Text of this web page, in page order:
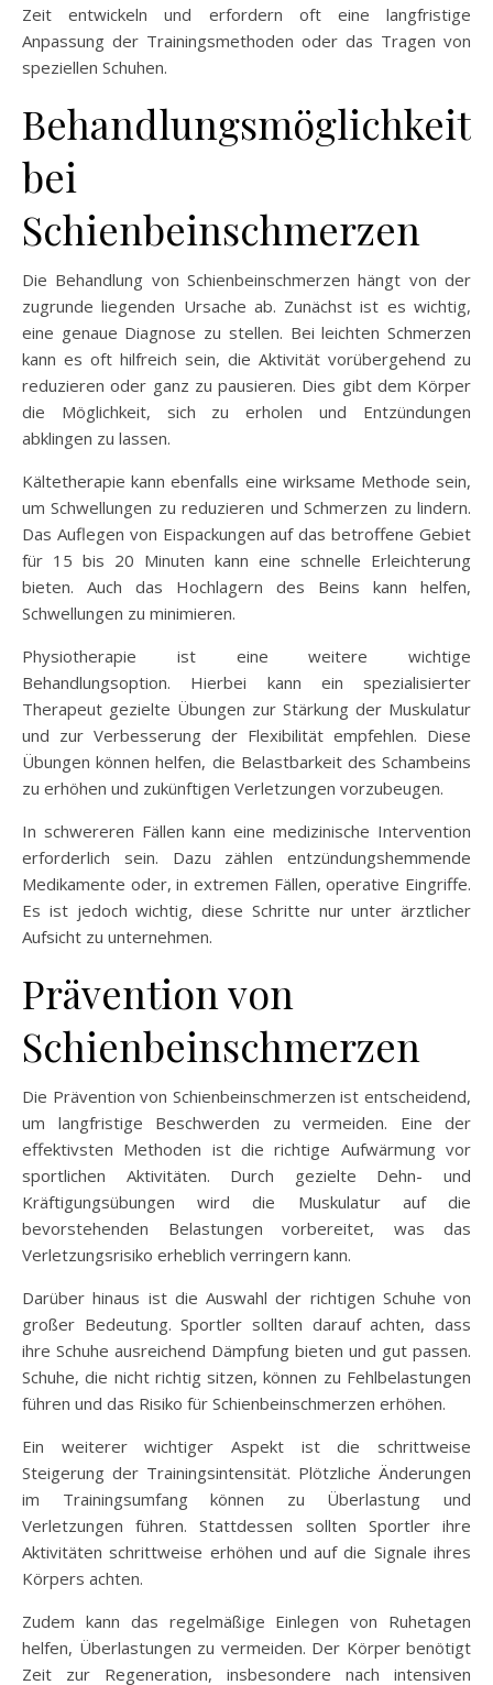
Zeit entwickeln und erfordern oft eine langfristige
Anpassung der Trainingsmethoden oder das Tragen von
speziellen Schuhen.
bei
Schienbeinschmerzen
Die Behandlung von Schienbeinschmerzen hängt von der
zugrunde liegenden Ursache ab. Zunächst ist es wichtig,
eine genaue Diagnose zu stellen. Bei leichten Schmerzen
kann es oft hilfreich sein, die Aktivität vorübergehend zu
reduzieren oder ganz zu pausieren. Dies gibt dem Körper
die Möglichkeit, sich zu erholen und Entzündungen
abklingen zu lassen.
Kältetherapie kann ebenfalls eine wirksame Methode sein,
um Schwellungen zu reduzieren und Schmerzen zu lindern.
Das Auflegen von Eispackungen auf das betroffene Gebiet
für 15 bis 20 Minuten kann eine schnelle Erleichterung
bieten. Auch das Hochlagern des Beins kann helfen,
Schwellungen zu minimieren.
Physiotherapie ist eine weitere wichtige
Behandlungsoption. Hierbei kann ein spezialisierter
Therapeut gezielte Übungen zur Stärkung der Muskulatur
und zur Verbesserung der Flexibilität empfehlen. Diese
Übungen können helfen, die Belastbarkeit des Schambeins
zu erhöhen und zukünftigen Verletzungen vorzubeugen.
In schwereren Fällen kann eine medizinische Intervention
erforderlich sein. Dazu zählen entzündungshemmende
Medikamente oder, in extremen Fällen, operative Eingriffe.
Es ist jedoch wichtig, diese Schritte nur unter ärztlicher
Aufsicht zu unternehmen.
Prävention von
Schienbeinschmerzen
Die Prävention von Schienbeinschmerzen ist entscheidend,
um langfristige Beschwerden zu vermeiden. Eine der
effektivsten Methoden ist die richtige Aufwärmung vor
sportlichen Aktivitäten. Durch gezielte Dehn- und
Kräftigungsübungen wird die Muskulatur auf die
bevorstehenden Belastungen vorbereitet, was das
Verletzungsrisiko erheblich verringern kann.
Darüber hinaus ist die Auswahl der richtigen Schuhe von
großer Bedeutung. Sportler sollten darauf achten, dass
ihre Schuhe ausreichend Dämpfung bieten und gut passen.
Schuhe, die nicht richtig sitzen, können zu Fehlbelastungen
führen und das Risiko für Schienbeinschmerzen erhöhen.
Ein weiterer wichtiger Aspekt ist die schrittweise
Steigerung der Trainingsintensität. Plötzliche Änderungen
im Trainingsumfang können zu Überlastung und
Verletzungen führen. Stattdessen sollten Sportler ihre
Aktivitäten schrittweise erhöhen und auf die Signale ihres
Körpers achten.
Zudem kann das regelmäßige Einlegen von Ruhetagen
helfen, Überlastungen zu vermeiden. Der Körper benötigt
Zeit zur Regeneration, insbesondere nach intensiven